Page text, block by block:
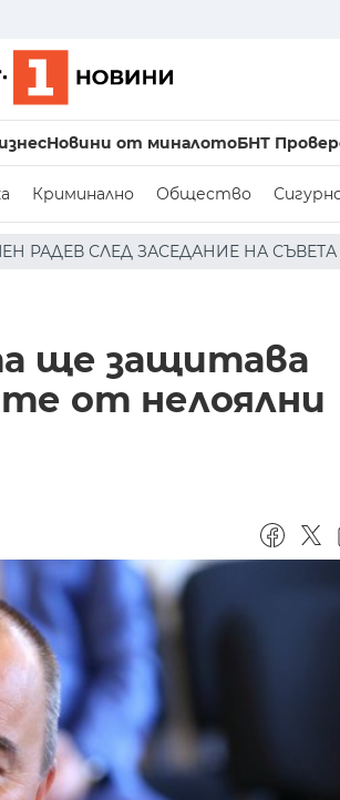
Новини от миналотоБНТ
Криминално Общество
НА СЪВЕТА ПО СИГУРНОСТТА:
ще защитава
от нелоялни